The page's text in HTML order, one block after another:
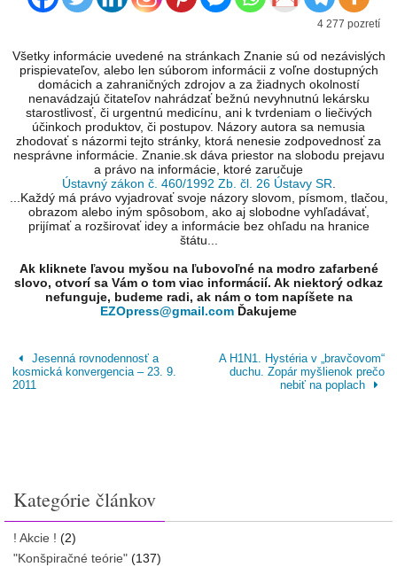
4 277 pozretí
Všetky informácie uvedené na stránkach Znanie sú od nezávislých
prispievateľov, alebo len súborom informácii z voľne dostupných
domácich a zahraničných zdrojov a za žiadnych okolností
nenavádzajú čitateľov nahrádzať bežnú nevyhnutnú lekársku
starostlivosť, či urgentnú medicínu, ani k tvrdeniam o liečivých
účinkoch produktov, či postupov. Názory autora sa nemusia
zhodovať s názormi tejto stránky, ktorá nenesie zodpovednosť za
nesprávne informácie. Znanie.sk dáva priestor na slobodu prejavu
a právo na informácie, ktoré zaručuje
Ústavný zákon č. 460/1992 Zb. čl. 26 Ústavy SR
...Každý má právo vyjadrovať svoje názory slovom, písmom, tlačou,
obrazom alebo iným spôsobom, ako aj slobodne vyhľadávať,
prijímať a rozširovať idey a informácie bez ohľadu na hranice
štátu...
Ak kliknete ľavou myšou na ľubovoľné na modro zafarbené
slovo, otvorí sa Vám o tom viac informácií. Ak niektorý odkaz
nefunguje, budeme radi, ak nám o tom napíšete na
EZOpress@gmail.com Ďakujeme
Jesenná rovnodennosť a
kosmická konvergencia – 23. 9.
2011
A H1N1. Hystéria v „bravčovom“
duchu. Zopár myšlienok prečo
nebiť na poplach
Kategórie článkov
! Akcie ! (2)
"Konšpiračné teórie" (137)